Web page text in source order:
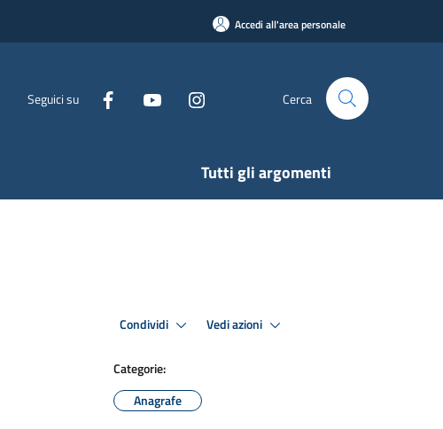
Accedi all'area personale
Seguici su Cerca
Tutti gli argomenti
Condividi Vedi azioni
Categorie:
Anagrafe